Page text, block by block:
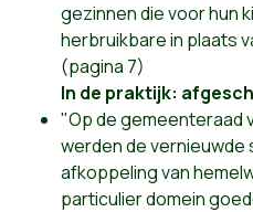
gezinnen die voor hun
herbruikbare in plaats
(pagina 7)
In de praktijk:
"Op de gemeenteraad
werden de vernieuwde
afkoppeling van
particulier domein